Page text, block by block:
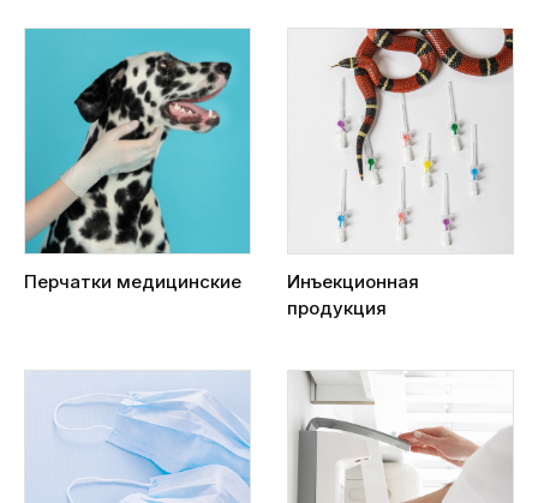
Перчатки медицинские
Инъекционная
продукция